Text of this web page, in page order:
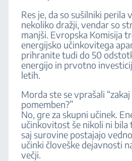
Res je, da so sušilniki perila
nekoliko dražji, vendar so
manjši. Evropska Komisija
energijsko učinkovitega
prihranite tudi do 50
energijo in prvotno
letih.
Morda ste se vprašali
pomemben?”
No, gre za skupni učinek.
učinkovitost še nikoli ni bila
saj surovine postajajo
učinki človeške dejavnosti
večji.